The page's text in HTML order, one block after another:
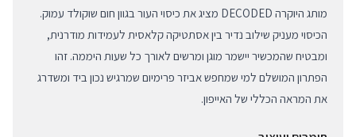
מותג היוקרה DECODED מציג את כיסוי העור בגוון חום שוקולד עמוק.
הכיסוי מעניק שילוב נדיר בין אסתטיקה קלאסית לעמידות מודרנית,
ומבטיח שהמכשיר יישמר מוגן ומרשים לאורך כל שעות היממה. זהו
הפתרון המושלם למי שמחפש אביזר פרימיום שמרגיש נכון ביד ומשדרג
את המראה הכללי של האייפון.